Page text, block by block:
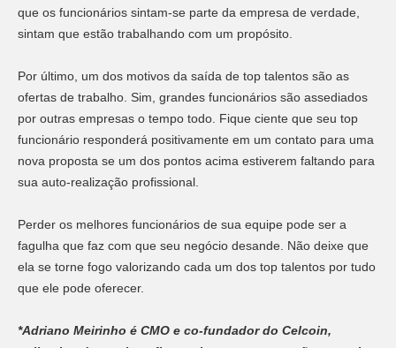
que os funcionários sintam-se parte da empresa de verdade,
sintam que estão trabalhando com um propósito.
Por último, um dos motivos da saída de top talentos são as
ofertas de trabalho. Sim, grandes funcionários são assediados
por outras empresas o tempo todo. Fique ciente que seu top
funcionário responderá positivamente em um contato para uma
nova proposta se um dos pontos acima estiverem faltando para
sua auto-realização profissional.
Perder os melhores funcionários de sua equipe pode ser a
fagulha que faz com que seu negócio desande. Não deixe que
ela se torne fogo valorizando cada um dos top talentos por tudo
que ele pode oferecer.
*Adriano Meirinho é CMO e co-fundador do Celcoin,